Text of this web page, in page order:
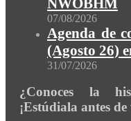
07/08/2026
Agenda de
(Agosto 26)
31/07/2026
¿Conoces la
¡Estúdiala antes